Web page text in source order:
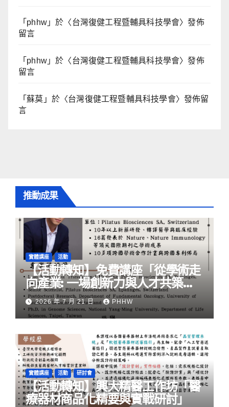
「 phhw 」於〈台灣復健工程暨輔具科技學會〉發佈
留言
「 phhw 」於〈台灣復健工程暨輔具科技學會〉發佈
留言
「蘇莫 」於〈台灣復健工程暨輔具科技學會〉發佈留
言
推動成果
實體講座 活動
【活動轉知】免費講座「從學術走
向產業: ⼀場創新力與⼈才共築的
旅程」
2026 年 7 月 21 日 PHHW
實體講座 活動 研討會
【活動轉知】興大精醫工作坊「醫
療器材商品化精要與實戰研討」